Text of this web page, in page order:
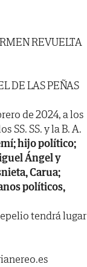
REVUELTA
DE LAS PEÑAS
de 2024, a los
SS. SS. y la B. A.
hijo político;
Ángel y
Carua;
políticos,
tendrá lugar